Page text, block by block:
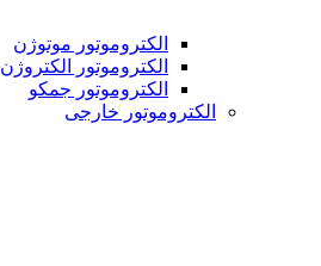
الکتروموتور موتوژن
الکتروموتور الکتروژن
الکتروموتور جمکو
الکتروموتور خارجی